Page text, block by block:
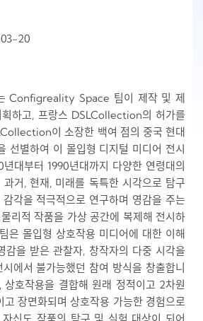
20
Configreality Space 팀이 제작 및 제
획하고, 프랑스 DSLCollection의 허가를
이 소장한 백여 점의 중국 현대
선별하여 이 몰입형 디지털 미디어 전시
대부터 1990년대까지 다양한 연령대의
거, 현재, 미래를 독특한 시각으로 탐구
각을 적극적으로 연구하며 영감을 주는
리적 작품을 가상 공간에 복제해 전시하
은 몰입형 상호작용 미디어에 대한 이해
감을 받은 관찰자, 창작자의 다중 시각을
에서 불가능했던 참여 방식을 창출합니
상호작용을 결합해 원래 정적이고 2차원
고 장면화되며 상호작용 가능한 경험으로